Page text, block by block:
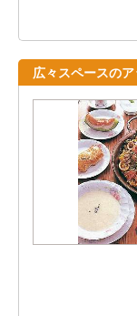
広々スペースの